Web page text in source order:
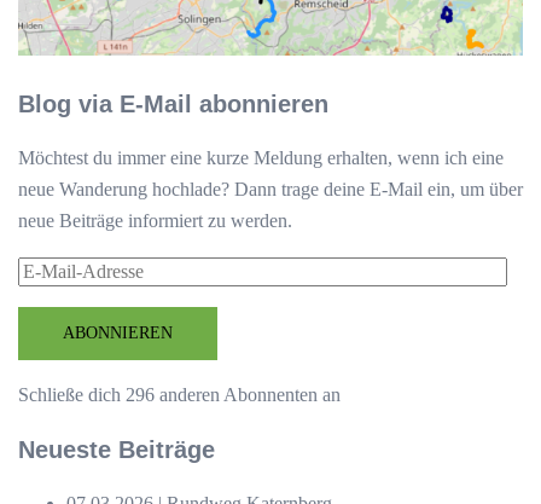
Blog via E-Mail abonnieren
Möchtest du immer eine kurze Meldung erhalten, wenn ich eine
neue Wanderung hochlade? Dann trage deine E-Mail ein, um über
neue Beiträge informiert zu werden.
E-
AdresseABONNIEREN
Schließe dich 296 anderen Abonnenten an
Neueste Beiträge